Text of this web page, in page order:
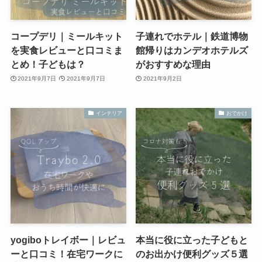
コープデリ｜ミールキット
を実食レビューと口コミま
とめ！子どもは？
2021年9月7日 2021年9月7日
子連れでホテル｜鉄道博物
館帰りはカンデオホテルズ
がおすすめな理由
2021年9月2日
インテリア
yogiboトレイボー｜レビュ
ーと口コミ！在宅ワークに
おでかけ
本当に役に立った子どもと
のお出かけ便利グッズ５選